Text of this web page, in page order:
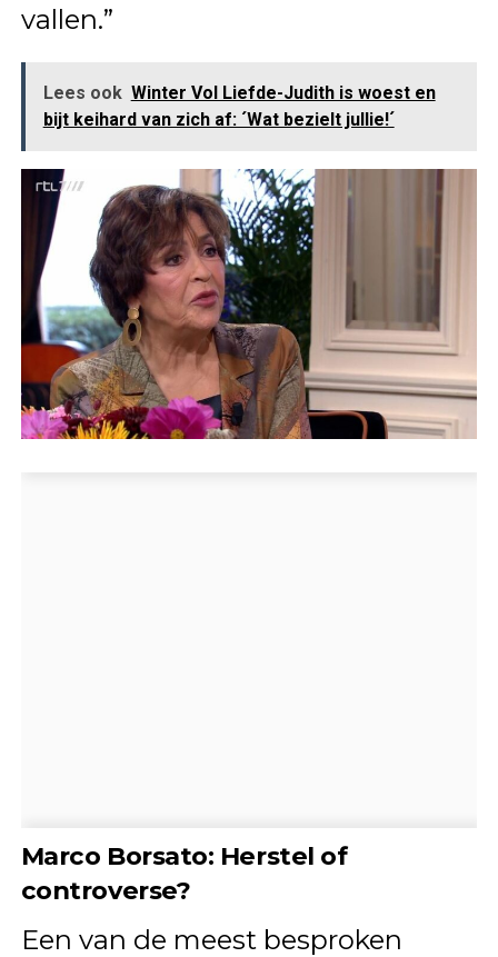
vallen.”
Lees ook Winter Vol Liefde-Judith is woest en
bijt keihard van zich af: ´Wat bezielt jullie!´
Marco Borsato: Herstel of
controverse?
Een van de meest besproken